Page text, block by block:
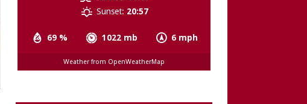
69 % 1022 mb 6 mph
Sunset: 20:57
Weather from OpenWeatherMap